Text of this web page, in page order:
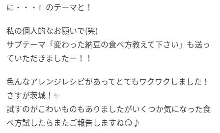
に・・・』のテーマと！
私の個人的なお願いで(笑)
サブテーマ「変わった納豆の食べ方教えて下さい」も送っ
ていただきましたー！！
色んなアレンジレシピがあってとてもワクワクしました！
さすが茨城！✨
試すのがこわいものもありましたがいくつか気になった食
べ方試したらまたご報告しますね😏♪